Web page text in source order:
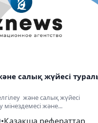
салық жүйесі
және салық жүйесі
және...